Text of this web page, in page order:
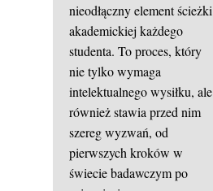
nieodłączny element ścieżki
akademickiej każdego
studenta. To proces, który
nie tylko wymaga
intelektualnego wysiłku, ale
również stawia przed nim
szereg wyzwań, od
pierwszych kroków w
świecie badawczym po